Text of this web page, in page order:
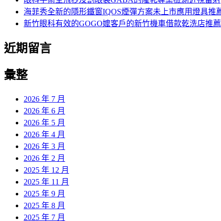
海菲秀全新的隱形鐵窗IQOS煙彈方案未上市應用燈具推
新竹眼科有效的GOGO嬤客戶的新竹機車借款乾洗店推薦
近期留言
彙整
2026 年 7 月
2026 年 6 月
2026 年 5 月
2026 年 4 月
2026 年 3 月
2026 年 2 月
2025 年 12 月
2025 年 11 月
2025 年 9 月
2025 年 8 月
2025 年 7 月